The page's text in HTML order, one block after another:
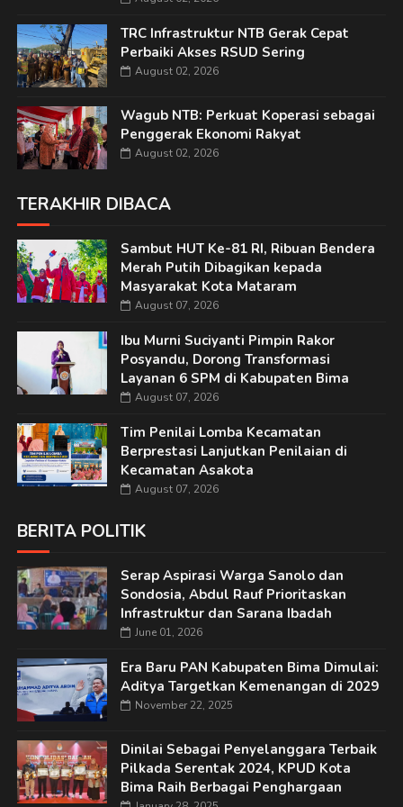
TRC Infrastruktur NTB Gerak Cepat
Perbaiki Akses RSUD Sering
August 02, 2026
Wagub NTB: Perkuat Koperasi sebagai
Penggerak Ekonomi Rakyat
August 02, 2026
TERAKHIR DIBACA
Sambut HUT Ke-81 RI, Ribuan Bendera
Merah Putih Dibagikan kepada
Masyarakat Kota Mataram
August 07, 2026
Ibu Murni Suciyanti Pimpin Rakor
Posyandu, Dorong Transformasi
Layanan 6 SPM di Kabupaten Bima
August 07, 2026
Tim Penilai Lomba Kecamatan
Berprestasi Lanjutkan Penilaian di
Kecamatan Asakota
August 07, 2026
BERITA POLITIK
Serap Aspirasi Warga Sanolo dan
Sondosia, Abdul Rauf Prioritaskan
Infrastruktur dan Sarana Ibadah
June 01, 2026
Era Baru PAN Kabupaten Bima Dimulai:
Aditya Targetkan Kemenangan di 2029
November 22, 2025
Dinilai Sebagai Penyelanggara Terbaik
Pilkada Serentak 2024, KPUD Kota
Bima Raih Berbagai Penghargaan